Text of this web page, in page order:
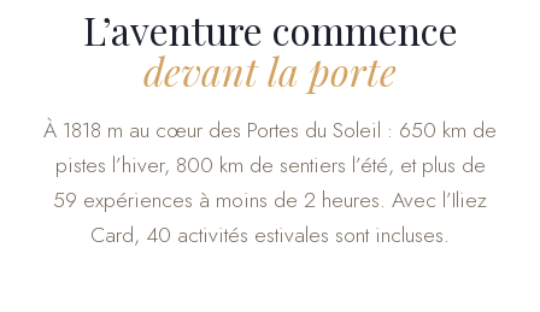
L’aventure commence
devant la porte
À 1818 m au cœur des Portes du Soleil : 650 km de
pistes l’hiver, 800 km de sentiers l’été, et plus de
59 expériences à moins de 2 heures. Avec l’Iliez
Card, 40 activités estivales sont incluses.